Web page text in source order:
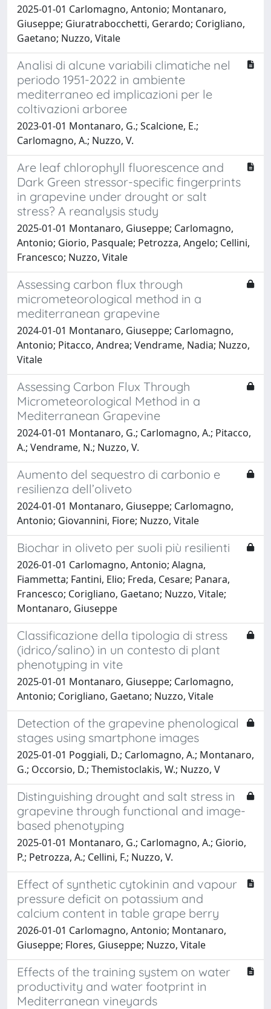
2025-01-01 Carlomagno, Antonio; Montanaro,
Giuseppe; Giuratrabocchetti, Gerardo; Corigliano,
Gaetano; Nuzzo, Vitale
Analisi di alcune variabili climatiche nel
periodo 1951-2022 in ambiente
mediterraneo ed implicazioni per le
coltivazioni arboree
2023-01-01 Montanaro, G.; Scalcione, E.;
Carlomagno, A.; Nuzzo, V.
Are leaf chlorophyll fluorescence and
Dark Green stressor-specific fingerprints
in grapevine under drought or salt
stress? A reanalysis study
2025-01-01 Montanaro, Giuseppe; Carlomagno,
Antonio; Giorio, Pasquale; Petrozza, Angelo; Cellini,
Francesco; Nuzzo, Vitale
Assessing carbon flux through
micrometeorological method in a
mediterranean grapevine
2024-01-01 Montanaro, Giuseppe; Carlomagno,
Antonio; Pitacco, Andrea; Vendrame, Nadia; Nuzzo,
Vitale
Assessing Carbon Flux Through
Micrometeorological Method in a
Mediterranean Grapevine
2024-01-01 Montanaro, G.; Carlomagno, A.; Pitacco,
A.; Vendrame, N.; Nuzzo, V.
Aumento del sequestro di carbonio e
resilienza dell’oliveto
2024-01-01 Montanaro, Giuseppe; Carlomagno,
Antonio; Giovannini, Fiore; Nuzzo, Vitale
Biochar in oliveto per suoli più resilienti
2026-01-01 Carlomagno, Antonio; Alagna,
Fiammetta; Fantini, Elio; Freda, Cesare; Panara,
Francesco; Corigliano, Gaetano; Nuzzo, Vitale;
Montanaro, Giuseppe
Classificazione della tipologia di stress
(idrico/salino) in un contesto di plant
phenotyping in vite
2025-01-01 Montanaro, Giuseppe; Carlomagno,
Antonio; Corigliano, Gaetano; Nuzzo, Vitale
Detection of the grapevine phenological
stages using smartphone images
2025-01-01 Poggiali, D.; Carlomagno, A.; Montanaro,
G.; Occorsio, D.; Themistoclakis, W.; Nuzzo, V
Distinguishing drought and salt stress in
grapevine through functional and image-
based phenotyping
2025-01-01 Montanaro, G.; Carlomagno, A.; Giorio,
P.; Petrozza, A.; Cellini, F.; Nuzzo, V.
Effect of synthetic cytokinin and vapour
pressure deficit on potassium and
calcium content in table grape berry
2026-01-01 Carlomagno, Antonio; Montanaro,
Giuseppe; Flores, Giuseppe; Nuzzo, Vitale
Effects of the training system on water
productivity and water footprint in
Mediterranean vineyards